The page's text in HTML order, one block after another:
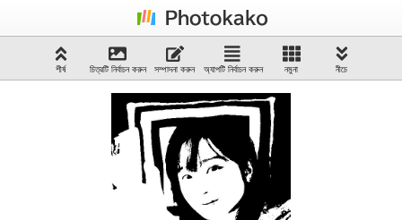
শীর্ষ চিত্রটি নির্বাচন করুন সম্পাদনা করুন অ্যাপটি নির্বাচন করুন নমুনা নীচে